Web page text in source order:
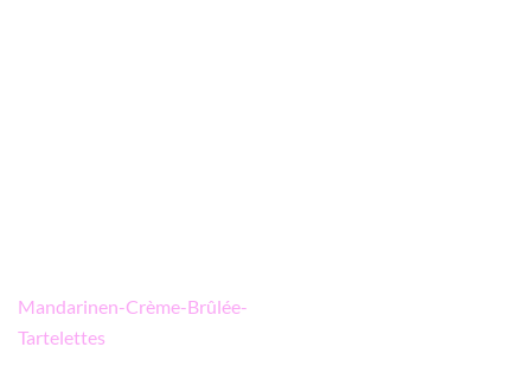
Beitragsnavigation
Mandarinen-Crème-Brûlée-
Tartelettes